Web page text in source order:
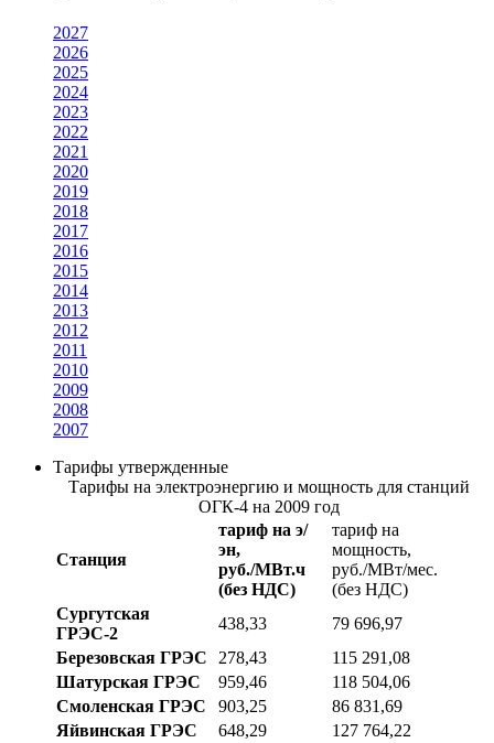
2027
2026
2025
2024
2023
2022
2021
2020
2019
2018
2017
2016
2015
2014
2013
2012
2011
2010
2009
2008
2007
Тарифы утвержденные
Тарифы на электроэнергию и мощность для станций
ОГК-4 на 2009 год
Станция
тариф на э/
эн,
руб./МВт.ч
(без НДС)
тариф на
мощность,
руб./МВт/мес.
(без НДС)
Сургутская
ГРЭС-2
438,33
79 696,97
Березовская ГРЭС
278,43
115 291,08
Шатурская ГРЭС
959,46
118 504,06
Смоленская ГРЭС
903,25
86 831,69
Яйвинская ГРЭС
648,29
127 764,22